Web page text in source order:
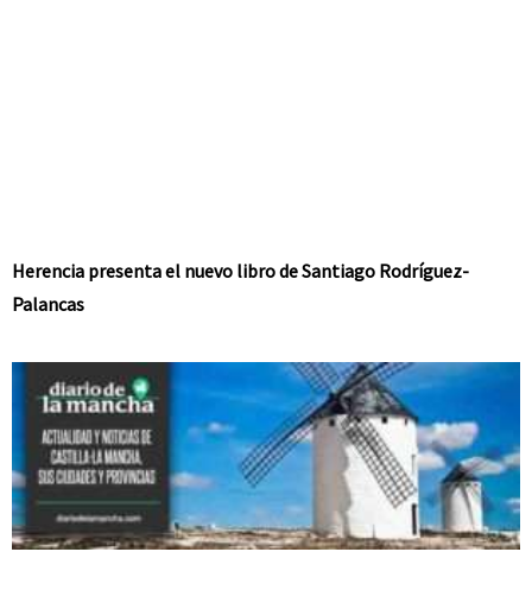
Herencia presenta el nuevo libro de Santiago Rodríguez-
Palancas